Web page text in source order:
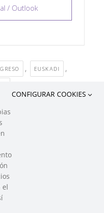
/ Outlook
, EUSKADI ,
EVENTO
el
CONFIGURAR COOKIES